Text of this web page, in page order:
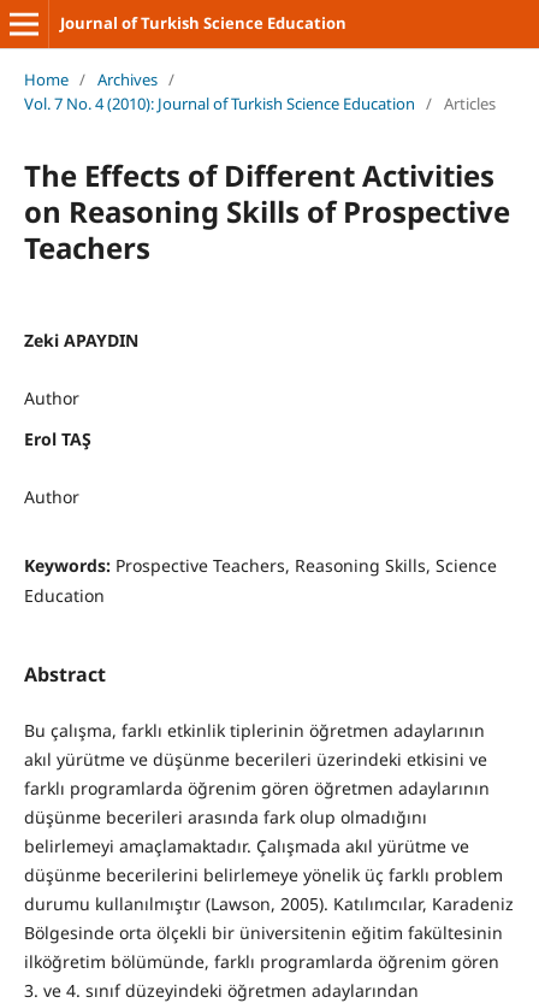
Journal of Turkish Science Education
Home / Archives /
Vol. 7 No. 4 (2010): Journal of Turkish Science Education / Articles
The Effects of Different Activities
on Reasoning Skills of Prospective
Teachers
Zeki APAYDIN
Author
Erol TAŞ
Author
Keywords: Prospective Teachers, Reasoning Skills, Science
Education
Abstract
Bu çalışma, farklı etkinlik tiplerinin öğretmen adaylarının
akıl yürütme ve düşünme becerileri üzerindeki etkisini ve
farklı programlarda öğrenim gören öğretmen adaylarının
düşünme becerileri arasında fark olup olmadığını
belirlemeyi amaçlamaktadır. Çalışmada akıl yürütme ve
düşünme becerilerini belirlemeye yönelik üç farklı problem
durumu kullanılmıştır (Lawson, 2005). Katılımcılar, Karadeniz
Bölgesinde orta ölçekli bir üniversitenin eğitim fakültesinin
ilköğretim bölümünde, farklı programlarda öğrenim gören
3. ve 4. sınıf düzeyindeki öğretmen adaylarından